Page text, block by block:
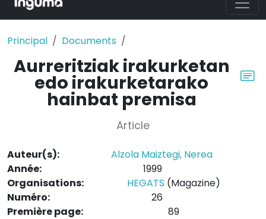
Principal Documents
Aurreritziak irakurketan
edo irakurketarako
hainbat premisa
Article
Auteur(s):
Alzola Maiztegi, Nerea
Année:
1999
Organisations:
HEGATS (Magazine)
Numéro:
26
Première page:
89